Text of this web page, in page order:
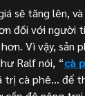
sẽ tăng lên,
đối với người
Vì vậy, sản
Ralf nói, “cà
trị cà phê… để